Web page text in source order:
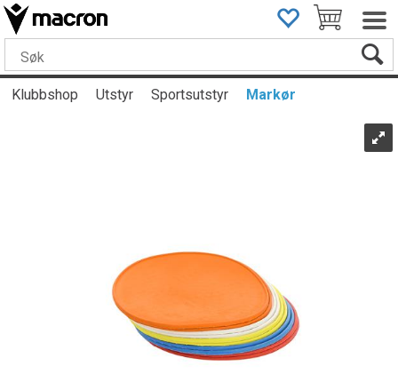
Klubbshop Utstyr Sportsutstyr Markør